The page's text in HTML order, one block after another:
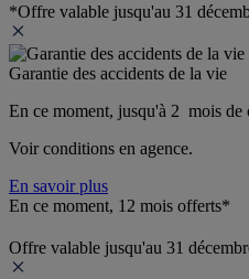
*Offre valable jusqu'au 31
Garantie des accidents de la vie
En ce moment, jusqu'à 2  mois de
Voir conditions en agence.
En savoir plus
En ce moment, 12 mois offerts*
Offre valable jusqu'au 31